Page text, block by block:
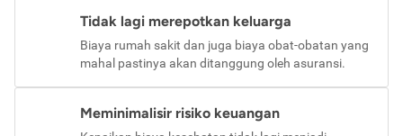
Tidak lagi merepotkan keluarga
Biaya rumah sakit dan juga biaya obat-obatan yang
mahal pastinya akan ditanggung oleh asuransi.
Meminimalisir risiko keuangan